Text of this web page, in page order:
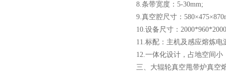
8.条带宽度：5-30mm;
9.真空腔尺寸：
10.设备尺寸：
11.标配：主机及感应熔炼电
12.一体化设计，占地空间小
三、大辊轮真空甩带炉真空